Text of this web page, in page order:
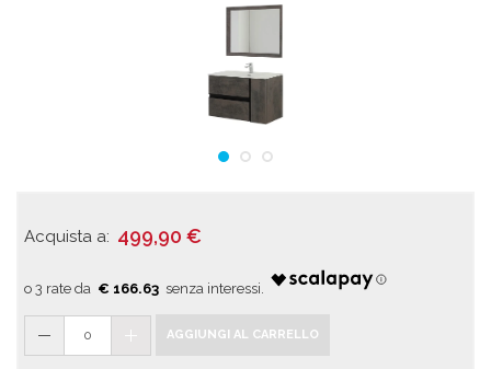
Acquista a: 499,90 €
€ 166.63
0 AGGIUNGI AL CARRELLO